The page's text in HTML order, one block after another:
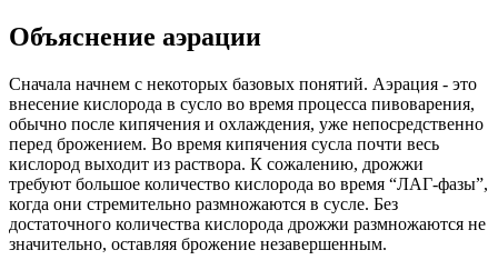
Объяснение аэрации
Сначала начнем с некоторых базовых понятий. Аэрация - это
внесение кислорода в сусло во время процесса пивоварения,
обычно после кипячения и охлаждения, уже непосредственно
перед брожением. Во время кипячения сусла почти весь
кислород выходит из раствора. К сожалению, дрожжи
требуют большое количество кислорода во время “ЛАГ-фазы”,
когда они стремительно размножаются в сусле. Без
достаточного количества кислорода дрожжи размножаются не
значительно, оставляя брожение незавершенным.